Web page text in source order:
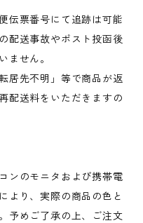
伝票番号にて追跡は可能
配送事故やポスト投函後
ません。
居先不明」等で商品が返
配送料をいただきますの
ンのモニタおよび携帯電
より、実際の商品の色と
予めご了承の上、ご注文